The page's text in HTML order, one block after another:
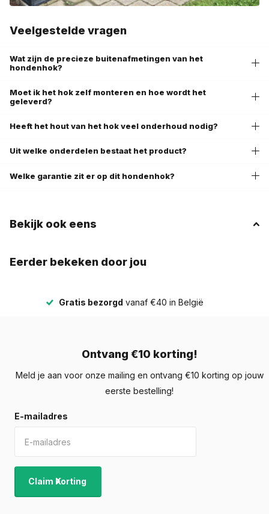
Veelgestelde vragen
Wat zijn de precieze buitenafmetingen van het
hondenhok?
Moet ik het hok zelf monteren en hoe wordt het
geleverd?
Heeft het hout van het hok veel onderhoud nodig?
Uit welke onderdelen bestaat het product?
Welke garantie zit er op dit hondenhok?
Bekijk ook eens
Eerder bekeken door jou
Gratis bezorgd vanaf €40 in België
Ontvang €10 korting!
Meld je aan voor onze mailing en ontvang €10 korting op jouw
eerste bestelling!
E-mailadres
Claim Korting